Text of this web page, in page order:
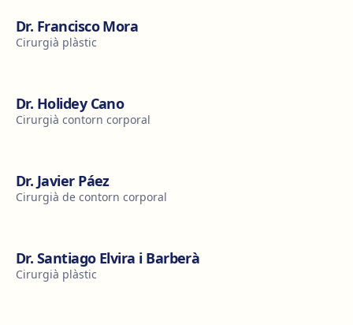
Dr. Francisco Mora
Cirurgià plàstic
Dr. Holidey Cano
Cirurgià contorn corporal
Dr. Javier Páez
Cirurgià de contorn corporal
Dr. Santiago Elvira i Barberà
Cirurgià plàstic